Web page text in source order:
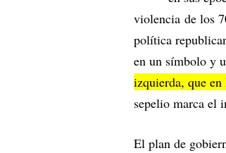
violencia de los
política
en un símbolo y
izquierda, que en
sepelio marca el
El plan de